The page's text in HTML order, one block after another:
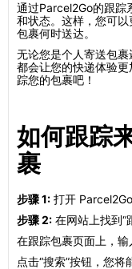
通过Parcel2Go的跟踪
和状态。这样，您可
包裹何时送达。
无论您是个人寄送包
都会让您的快递体验
踪您的包裹吧！
如何跟踪
裹
步骤 1: 打开 Parcel2Go
步骤 2: 在网站上找到“
在跟踪包裹页面上，输
点击“搜索”按钮，您将